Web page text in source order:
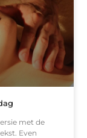
met de
Even